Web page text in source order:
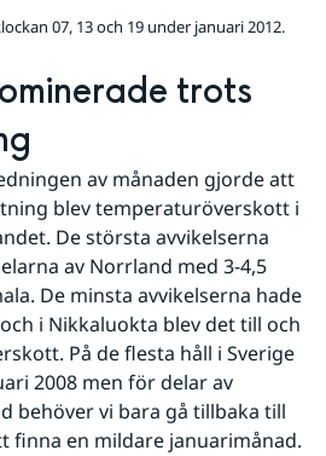
07, 13 och 19 under januari 2012.
trots
av månaden gjorde att
blev temperaturöverskott i
De största avvikelserna
av Norrland med 3-4,5
De minsta avvikelserna hade
i Nikkaluokta blev det till och
På de flesta håll i Sverige
2008 men för delar av
behöver vi bara gå tillbaka till
finna en mildare januarimånad.